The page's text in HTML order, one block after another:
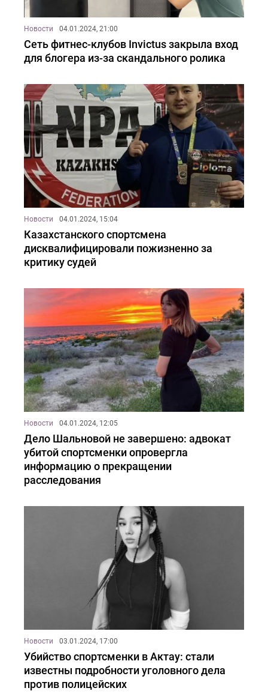
Новости 04.01.2024, 21:00
Сеть фитнес-клубов Invictus закрыла вход
для блогера из-за скандального ролика
Новости 04.01.2024, 15:04
Казахстанского спортсмена
дисквалифицировали пожизненно за
критику судей
Новости 04.01.2024, 12:05
Дело Шальновой не завершено: адвокат
убитой спортсменки опровергла
информацию о прекращении
расследования
Новости 03.01.2024, 17:00
Убийство спортсменки в Актау: стали
известны подробности уголовного дела
против полицейских